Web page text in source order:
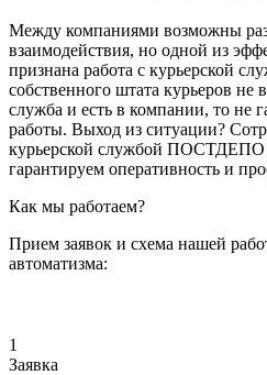
Между компаниями возможны
взаимодействия, но одной из
признана работа с курьерской
собственного штата курьеров не
служба и есть в компании, то не
работы. Выход из ситуации?
курьерской службой
гарантируем оперативность и
Как мы работаем?
Прием заявок и схема нашей
автоматизма:
1
Заявка